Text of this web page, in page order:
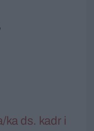
ka ds. kadr i